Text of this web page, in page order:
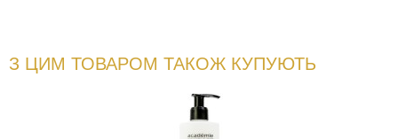
З ЦИМ ТОВАРОМ ТАКОЖ КУПУЮТЬ